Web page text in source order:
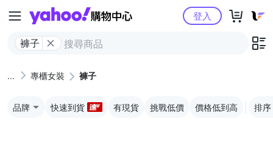
Yahoo購物中心
褲子
登入
專櫃女裝 褲子
品牌 快速到貨 有現貨 挑戰低價 價格低到高 排序